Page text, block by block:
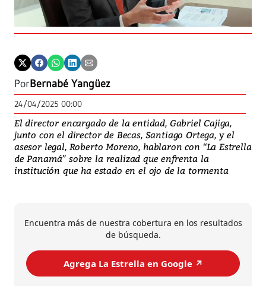
PorBernabé Yangüez
24/04/2025 00:00
El director encargado de la entidad, Gabriel Cajiga,
junto con el director de Becas, Santiago Ortega, y el
asesor legal, Roberto Moreno, hablaron con “La Estrella
de Panamá” sobre la realizad que enfrenta la
institución que ha estado en el ojo de la tormenta
Encuentra más de nuestra cobertura en los resultados
de búsqueda.
Agrega La Estrella en Google ↗️